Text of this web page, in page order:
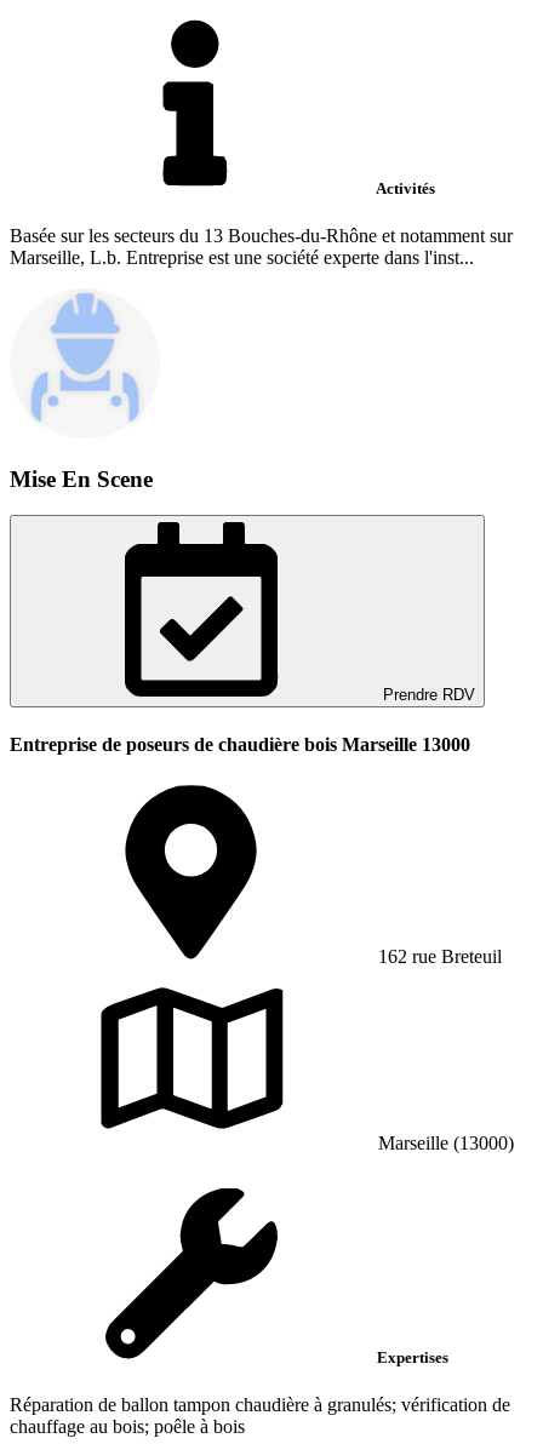
Activités
Basée sur les secteurs du 13 Bouches-du-Rhône et notamment sur
Marseille, L.b. Entreprise est une société experte dans l'inst...
Mise En Scene
Prendre RDV
Entreprise de poseurs de chaudière bois Marseille 13000
162 rue Breteuil
Marseille (13000)
Expertises
Réparation de ballon tampon chaudière à granulés; vérification de
chauffage au bois; poêle à bois